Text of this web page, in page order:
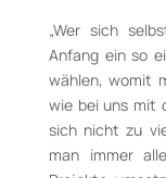
„Wer sich
Anfang ein so
wählen, womit
wie bei uns mit
sich nicht zu
man immer